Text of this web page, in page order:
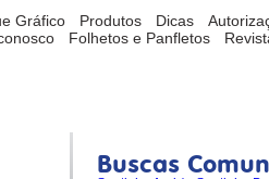
Gráfico Produtos Dicas
Folhetos e Panfletos
Buscas